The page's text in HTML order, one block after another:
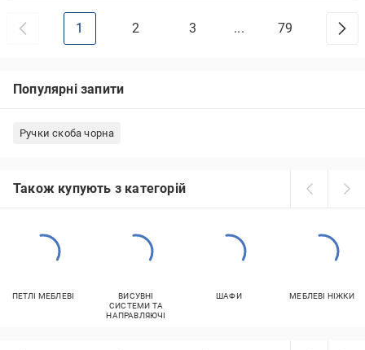
1 2 3 ... 79
Популярні запити
Ручки скоба чорна
Також купують з категорій
ПЕТЛІ МЕБЛЕВІ
ВИСУВНІ
СИСТЕМИ ТА
НАПРАВЛЯЮЧІ
ШАФИ МЕБЛЕВІ НІЖКИ